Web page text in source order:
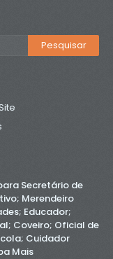
Secretário de
Merendeiro
Educador;
Coveiro; Oficial de
Cuidador
Mais